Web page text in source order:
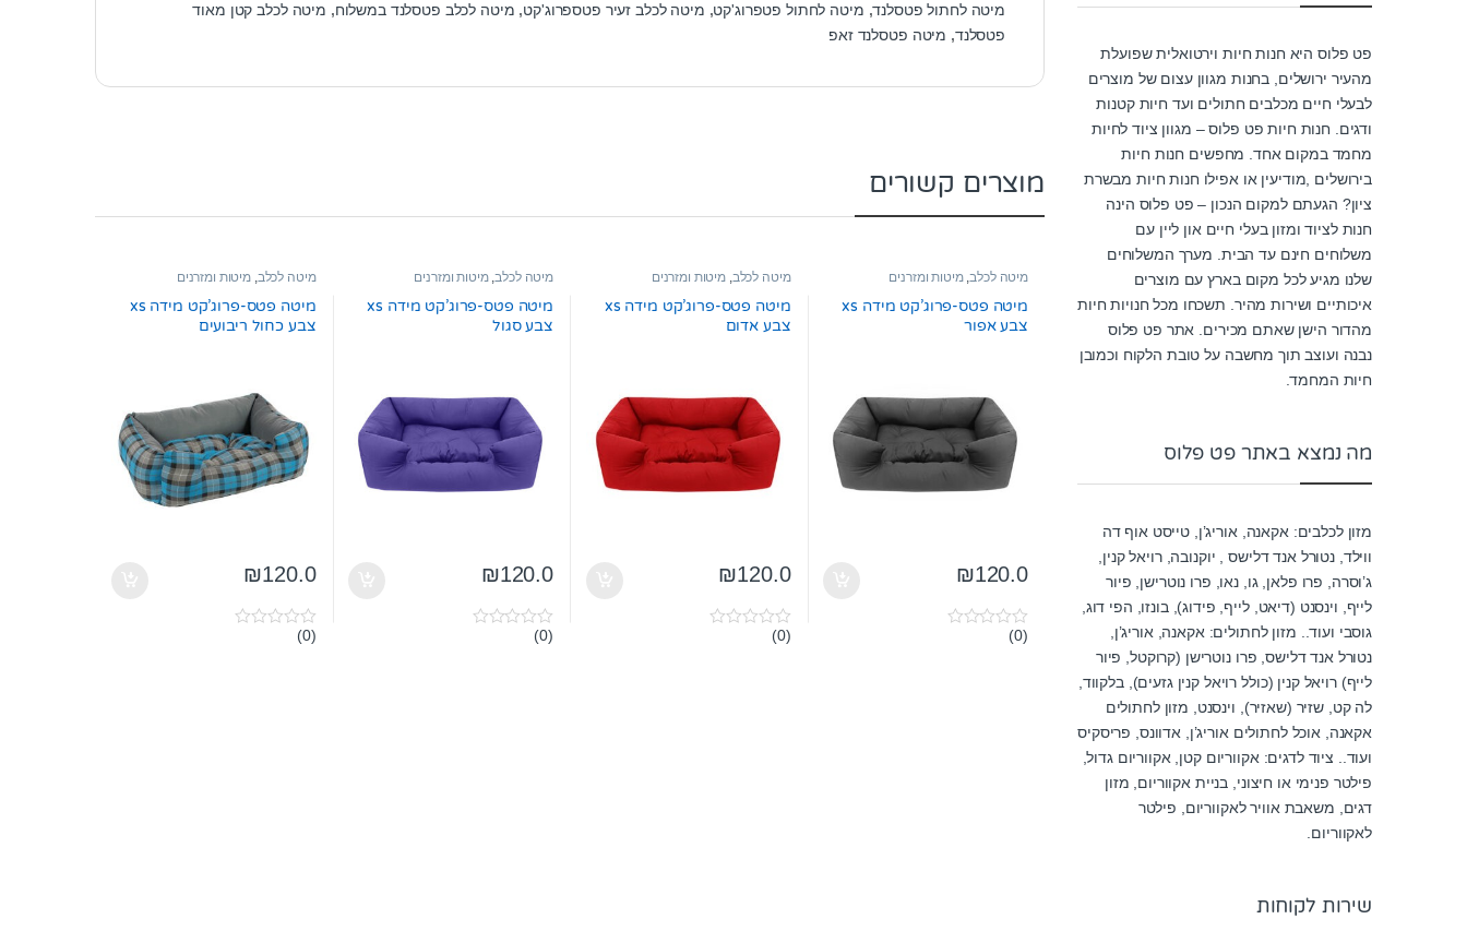
מיטה לחתול פטסלנד, מיטה לחתול פטפרוג'קט, מיטה לכלב זעיר פטספרוג'קט, מיטה לכלב פטסלנד במשלוח, מיטה לכלב קטן מאוד
פטסלנד, מיטה פטסלנד זאפ
מוצרים קשורים
מיטה לכלב,מיטות ומזרנים
מיטה פטס-פרוג’קט מידה xs
צבע אפור
₪120.0
0(0)
מיטה לכלב מיטות ומזרנים
מיטה פטס-פרוג’קט מידה xs
צבע אדום
₪120.0
0
(0)
מיטה לכלב,מיטות ומזרנים
מיטה פטס-פרוג’קט מידה xs
צבע סגול
₪120.0
0(0)
מיטה לכלב מיטות ומזרנים
מיטה פטס-פרוג’קט מידה xs
צבע כחול ריבועים
₪120.0
0
(0)
פט פלוס היא חנות חיות וירטואלית שפועלת
מהעיר ירושלים, בחנות מגוון עצום של מוצרים
לבעלי חיים מכלבים חתולים ועד חיות קטנות
ודגים. חנות חיות פט פלוס – מגוון ציוד לחיות
מחמד במקום אחד. מחפשים חנות חיות
בירושלים ,מודיעין או אפילו חנות חיות מבשרת
ציון? הגעתם למקום הנכון – פט פלוס הינה
חנות לציוד ומזון בעלי חיים און ליין עם
משלוחים חינם עד הבית. מערך המשלוחים
שלנו מגיע לכל מקום בארץ עם מוצרים
איכותיים ושירות מהיר. תשכחו מכל חנויות חיות
מהדור הישן שאתם מכירים. אתר פט פלוס
נבנה ועוצב תוך מחשבה על טובת הלקוח וכמובן
חיות המחמד.
מה נמצא באתר פט פלוס
מזון לכלבים: אקאנה, אוריג’ן, טייסט אוף דה
ווילד, נטורל אנד דלישס , יוקנובה, רויאל קנין,
ג’וסרה, פרו פלאן, גו, נאו, פרו נוטרישן, פיור
לייף, וינסנט (דיאט, לייף, פידוג), בונזו, הפי דוג,
גוסבי ועוד.. מזון לחתולים: אקאנה, אוריג’ן,
נטורל אנד דלישס, פרו נוטרישן (קרוקטל, פיור
לייף) רויאל קנין (כולל רויאל קנין גזעים), בלקווד,
לה קט, שזיר (שאזיר), וינסנט, מזון לחתולים
אקאנה, אוכל לחתולים אוריג’ן, אדוונס, פריסקיס
ועוד.. ציוד לדגים: אקווריום קטן, אקווריום גדול,
פילטר פנימי או חיצוני, בניית אקווריום, מזון
דגים, משאבת אוויר לאקווריום, פילטר
לאקווריום.
שירות לקוחות